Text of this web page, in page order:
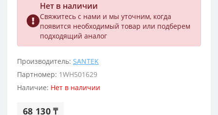
Нет в наличии
Свяжитесь с нами и мы уточним, когда
появится необходимый товар или подберем
подходящий аналог
Производитель: SANTEK
Партномер: 1WH501629
Наличие: Нет в наличии
68 130 ₸